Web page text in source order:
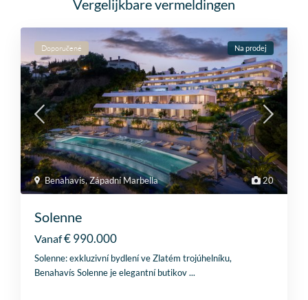
Vergelijkbare vermeldingen
20
Benahavis,Západní Marbella
Doporučené Na prodej
Solenne
Vanaf€ 990.000
Solenne: exkluzivní bydlení ve Zlatém trojúhelníku,
Benahavís Solenne je elegantní butikov...